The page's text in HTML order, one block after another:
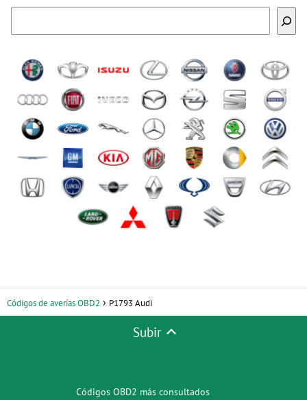
Códigos de averías OBD2 P1793 Audi
Subir
Códigos OBD2 más consultados